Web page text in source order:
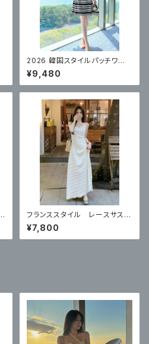
2026 韓国スタイルパッチワー
クストライプワンピース
¥9,480
フランススタイル レースサスペ
ンダードレス
¥7,800